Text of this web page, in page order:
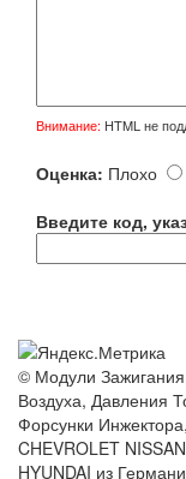
Внимание: HTML не
Оценка: Плохо
Введите код,
© Модули
Воздуха, Давления
Форсунки
CHEVROLET
HYUNDAI из